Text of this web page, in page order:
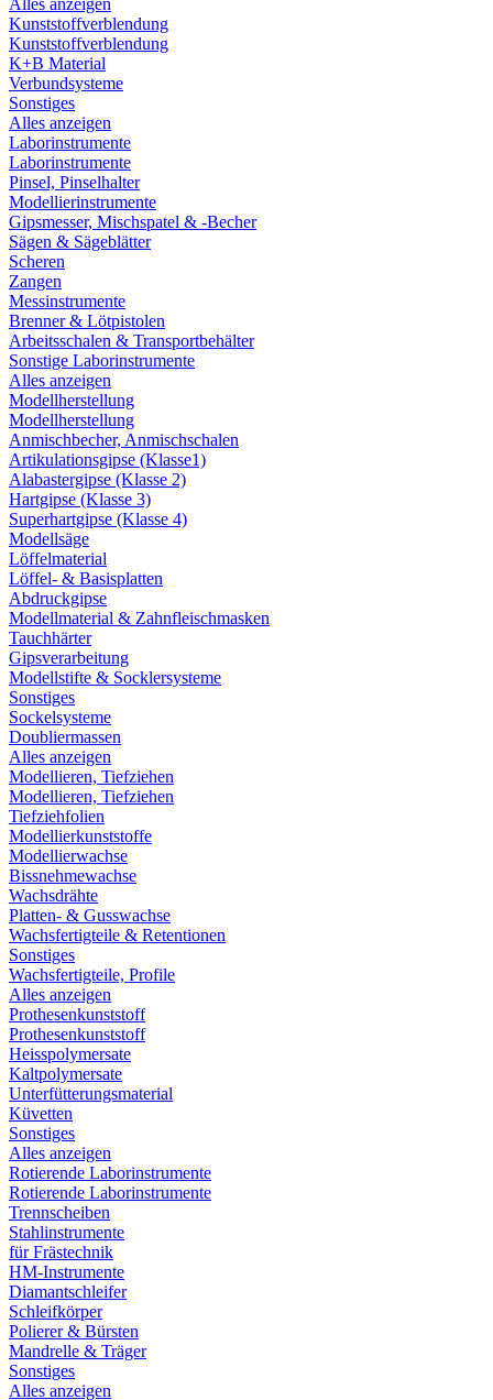
Alles anzeigen
Kunststoffverblendung
Kunststoffverblendung
K+B Material
Verbundsysteme
Sonstiges
Alles anzeigen
Laborinstrumente
Laborinstrumente
Pinsel, Pinselhalter
Modellierinstrumente
Gipsmesser, Mischspatel & -Becher
Sägen & Sägeblätter
Scheren
Zangen
Messinstrumente
Brenner & Lötpistolen
Arbeitsschalen & Transportbehälter
Sonstige Laborinstrumente
Alles anzeigen
Modellherstellung
Modellherstellung
Anmischbecher, Anmischschalen
Artikulationsgipse (Klasse1)
Alabastergipse (Klasse 2)
Hartgipse (Klasse 3)
Superhartgipse (Klasse 4)
Modellsäge
Löffelmaterial
Löffel- & Basisplatten
Abdruckgipse
Modellmaterial & Zahnfleischmasken
Tauchhärter
Gipsverarbeitung
Modellstifte & Socklersysteme
Sonstiges
Sockelsysteme
Doubliermassen
Alles anzeigen
Modellieren, Tiefziehen
Modellieren, Tiefziehen
Tiefziehfolien
Modellierkunststoffe
Modellierwachse
Bissnehmewachse
Wachsdrähte
Platten- & Gusswachse
Wachsfertigteile & Retentionen
Sonstiges
Wachsfertigteile, Profile
Alles anzeigen
Prothesenkunststoff
Prothesenkunststoff
Heisspolymersate
Kaltpolymersate
Unterfütterungsmaterial
Küvetten
Sonstiges
Alles anzeigen
Rotierende Laborinstrumente
Rotierende Laborinstrumente
Trennscheiben
Stahlinstrumente
für Frästechnik
HM-Instrumente
Diamantschleifer
Schleifkörper
Polierer & Bürsten
Mandrelle & Träger
Sonstiges
Alles anzeigen